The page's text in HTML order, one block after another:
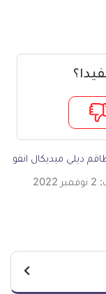
ديلي ميديكال انفو
2 نوفمبر 2022